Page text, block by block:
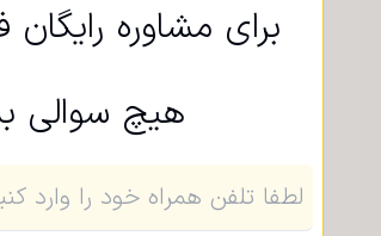
برای مشاوره
هیچ سوالی